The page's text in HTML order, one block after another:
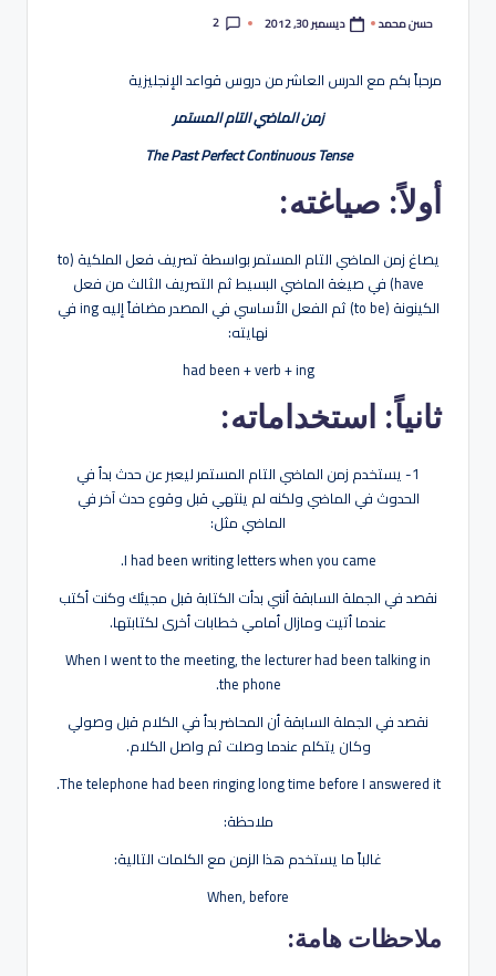
تمّ
حسن محمد ديسمبر 30, 2012 2
مرحباً بكم مع الدرس العاشر من دروس قواعد الإنجليزية
زمن الماضي التام المستمر
The Past Perfect Continuous Tense
أولاً: صياغته:
يصاغ زمن الماضي التام المستمر بواسطة تصريف فعل الملكية (to
have) في صيغة الماضي البسيط ثم التصريف الثالث من فعل
الكينونة (to be) ثم الفعل الأساسي في المصدر مضافاً إليه ing في
نهايته:
had been + verb + ing
ثانياً: استخداماته:
1- يستخدم زمن الماضي التام المستمر ليعبر عن حدث بدأ في
الحدوث في الماضي ولكنه لم ينتهي قبل وقوع حدث آخر في
الماضي مثل:
I had been writing letters when you came.
نقصد في الجملة السابقة أنني بدأت الكتابة قبل مجيئك وكنت أكتب
عندما أتيت ومازال أمامي خطابات أخرى لكتابتها.
When I went to the meeting, the lecturer had been talking in
the phone.
نقصد في الجملة السابقة أن المحاضر بدأ في الكلام قبل وصولي
وكان يتكلم عندما وصلت ثم واصل الكلام.
The telephone had been ringing long time before I answered it.
ملاحظة:
غالباً ما يستخدم هذا الزمن مع الكلمات التالية:
When, before
ملاحظات هامة: